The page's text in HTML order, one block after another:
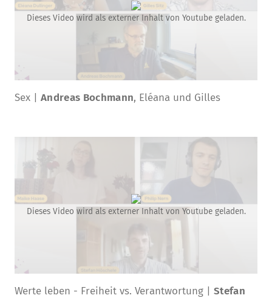
Dieses Video wird als externer Inhalt von Youtube geladen.
Sex | Andreas Bochmann, Eléana und Gilles
Dieses Video wird als externer Inhalt von Youtube geladen.
Werte leben - Freiheit vs. Verantwortung | Stefan